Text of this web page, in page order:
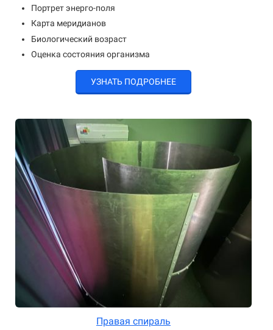
Портрет энерго-поля
Карта меридианов
Биологический возраст
Оценка состояния организма
УЗНАТЬ ПОДРОБНЕЕ
Правая спираль